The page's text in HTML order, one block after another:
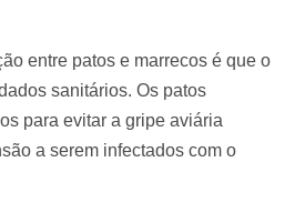
entre patos e marrecos é que o
sanitários. Os patos
para evitar a gripe aviária
a serem infectados com o